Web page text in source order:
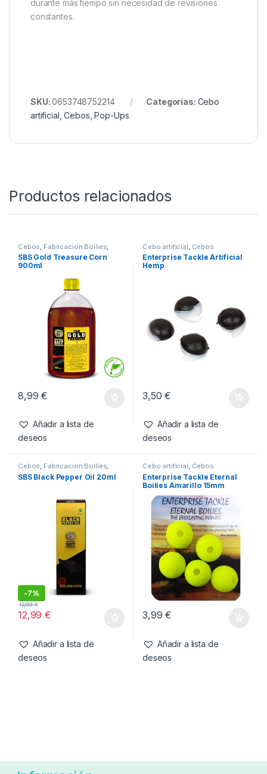
Durabilidad Extrema y
Resistencia a Invertebrados
que el montaje permanezca intacto durante toda la
jornada. De esta manera, el pescador gana
durante más tiempo sin necesidad de revisiones
SKU:0653748752214 Categorías:Cebo
artificial,Cebos,Pop-Ups
Productos relacionados
Cebos ,Fabricacion Boilies
Liquidos
SBS Gold Treasure Corn
Añadir a lista de
Cebo artificial
Enterprise Tackle Artificial
3,50€
Añadir a lista de
deseos
Cebos, Fabricacion Boilies
Liquidos
SBS Black Pepper Oil 20ml
12,99€
Cebo artificial
Enterprise Tackle Eternal
3,99€